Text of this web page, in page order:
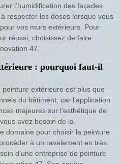
l’humidification des façades
respecter les doses lorsque vous
vos murs extérieurs. Pour
réussi, choisissez de faire
47.
: pourquoi faut-il
extérieure est plus que
du bâtiment, car l’application
majeures sur l’esthétique de
avez besoin de la
domaine pour choisir la peinture
à un ravalement en très
d’une entreprise de peinture